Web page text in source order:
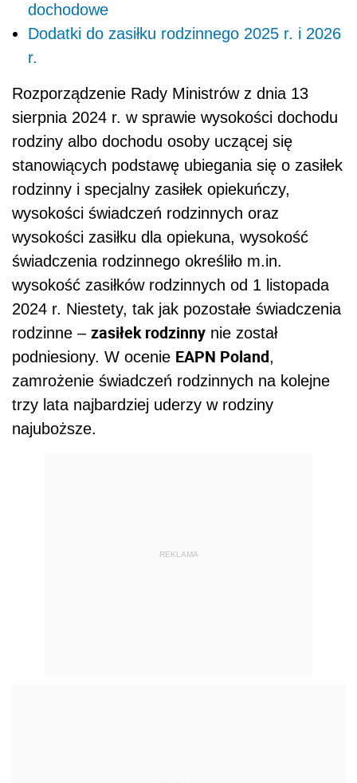
dochodowe
Dodatki do zasiłku rodzinnego 2025 r. i 2026
r.
Rozporządzenie Rady Ministrów z dnia 13
sierpnia 2024 r. w sprawie wysokości dochodu
rodziny albo dochodu osoby uczącej się
stanowiących podstawę ubiegania się o zasiłek
rodzinny i specjalny zasiłek opiekuńczy,
wysokości świadczeń rodzinnych oraz
wysokości zasiłku dla opiekuna, wysokość
świadczenia rodzinnego określiło m.in.
wysokość zasiłków rodzinnych od 1 listopada
2024 r. Niestety, tak jak pozostałe świadczenia
rodzinne – zasiłek rodzinny nie został
podniesiony. W ocenie EAPN Poland,
zamrożenie świadczeń rodzinnych na kolejne
trzy lata najbardziej uderzy w rodziny
najuboższe.
REKLAMA